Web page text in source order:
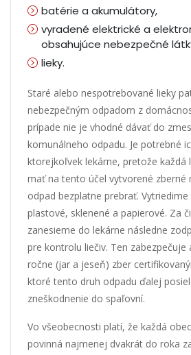
batérie a akumulátory,
vyradené elektrické a
obsahujúce nebezpečné
lieky.
Staré alebo nespotrebované lieky
nebezpečným odpadom z
prípade nie je vhodné dávať do
komunálneho odpadu. Je potrebné
ktorejkoľvek lekárne, pretože každá
mať na tento účel vytvorené zberné
odpad bezplatne prebrať.
plastové, sklenené a papierové. Za
zanesieme do lekárne následne
pre kontrolu liečiv. Ten zabezpečuje
ročne (jar a jeseň) zber
ktoré tento druh odpadu ďalej
zneškodnenie do spaľovní.
Vo všeobecnosti platí, že každá
povinná najmenej dvakrát do roka